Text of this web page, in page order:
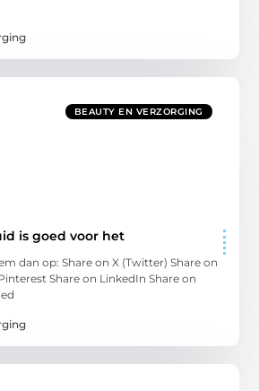
BEAUTY EN VERZORGING
is goed voor het
dan op: Share on X (Twitter) Share on
Share on LinkedIn Share on